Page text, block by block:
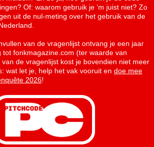
Of: waarom gebruik je ‘m juist niet? Zo
uit de nul-meting over het gebruik van de
van de vragenlijst ontvang je een jaar
tot fonkmagazine.com (ter waarde van
de vragenlijst kost je bovendien niet meer
wat let je, help het vak vooruit en doe mee
2026!